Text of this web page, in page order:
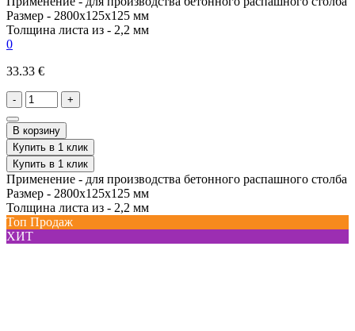
Размер - 2800х125х125 мм
Толщина листа из - 2,2 мм
0
33.33 €
- +
В корзину
Купить в 1 клик
Купить в 1 клик
Применение - для производства бетонного распашного столба
Размер - 2800х125х125 мм
Толщина листа из - 2,2 мм
Топ Продаж
ХИТ